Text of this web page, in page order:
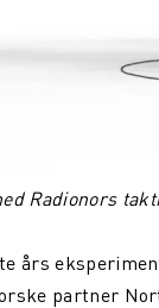
Radionors
års
partner